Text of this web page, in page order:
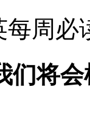
每周
们将